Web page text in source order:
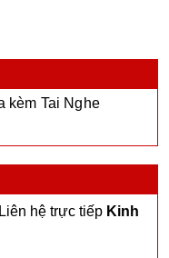
kèm Tai Nghe
hệ trực tiếp Kinh